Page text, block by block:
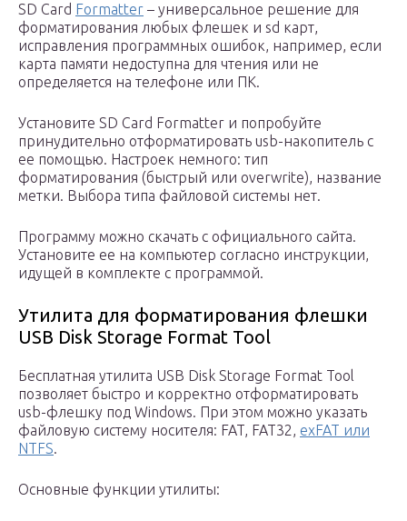
SD Card Formatter – универсальное решение для
форматирования любых флешек и sd карт,
исправления программных ошибок, например, если
карта памяти недоступна для чтения или не
определяется на телефоне или ПК.
Установите SD Card Formatter и попробуйте
принудительно отформатировать usb-накопитель с
ее помощью. Настроек немного: тип
форматирования (быстрый или overwrite), название
метки. Выбора типа файловой системы нет.
Программу можно скачать с официального сайта.
Установите ее на компьютер согласно инструкции,
идущей в комплекте с программой.
Утилита для форматирования флешки
USB Disk Storage Format Tool
Бесплатная утилита USB Disk Storage Format Tool
позволяет быстро и корректно отформатировать
usb-флешку под Windows. При этом можно указать
файловую систему носителя: FAT, FAT32, exFAT или
NTFS.
Основные функции утилиты: